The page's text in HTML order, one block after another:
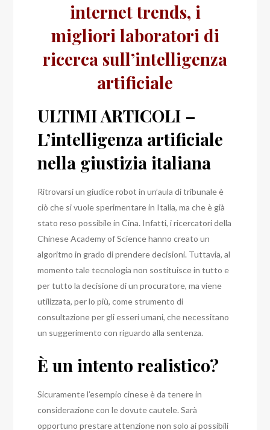
internet trends, i
migliori laboratori di
ricerca sull’intelligenza
artificiale
ULTIMI ARTICOLI –
L’intelligenza artificiale
nella giustizia italiana
Ritrovarsi un giudice robot in un’aula di tribunale è
ciò che si vuole sperimentare in Italia, ma che è già
stato reso possibile in Cina. Infatti, i ricercatori della
Chinese Academy of Science hanno creato un
algoritmo in grado di prendere decisioni. Tuttavia, al
momento tale tecnologia non sostituisce in tutto e
per tutto la decisione di un procuratore, ma viene
utilizzata, per lo più, come strumento di
consultazione per gli esseri umani, che necessitano
un suggerimento con riguardo alla sentenza.
È un intento realistico?
Sicuramente l’esempio cinese è da tenere in
considerazione con le dovute cautele. Sarà
opportuno prestare attenzione non solo ai possibili